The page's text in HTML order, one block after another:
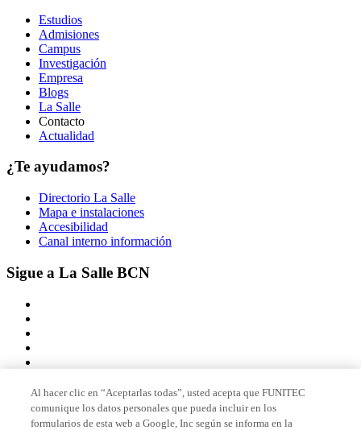
Estudios
Admisiones
Campus
Investigación
Empresa
Blogs
La Salle
Contacto
Actualidad
¿Te ayudamos?
Directorio La Salle
Mapa e instalaciones
Accesibilidad
Canal interno información
Sigue a La Salle BCN
Miembro de
Al hacer clic en “Aceptarlas todas”, usted acepta que FUNITEC
comunique los datos personales que pueda incluir en los
formularios de esta web a Google, Inc según se informa en la